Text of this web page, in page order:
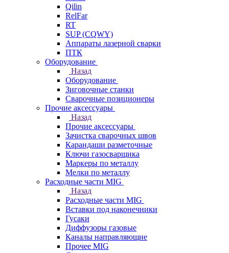
Qilin
RelFar
RT
SUP (CQWY)
Аппараты лазерной сварки
ПТК
Оборудование
Назад
Оборудование
Зиговочные станки
Сварочные позиционеры
Прочие аксессуары
Назад
Прочие аксессуары
Зачистка сварочных швов
Карандаши разметочные
Ключи газосварщика
Маркеры по металлу
Мелки по металлу
Расходные части MIG
Назад
Расходные части MIG
Вставки под наконечники
Гусаки
Диффузоры газовые
Каналы направляющие
Прочее MIG